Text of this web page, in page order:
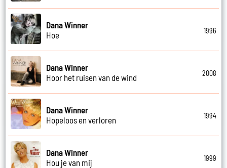
Dana Winner
Hoe
1996
Dana Winner
Hoor het ruisen van de wind
2008
Dana Winner
Hopeloos en verloren
1994
Dana Winner
Hou je van mij
1999